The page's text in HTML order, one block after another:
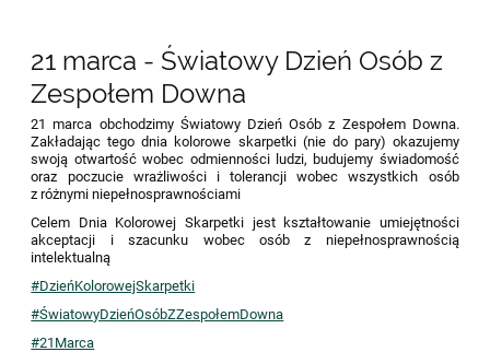
21 marca - Światowy Dzień Osób z
Zespołem Downa
21 marca obchodzimy Światowy Dzień Osób z Zespołem Downa.
Zakładając tego dnia kolorowe skarpetki (nie do pary) okazujemy
swoją otwartość wobec odmienności ludzi, budujemy świadomość
oraz poczucie wrażliwości i tolerancji wobec wszystkich osób
z różnymi niepełnosprawnościami
Celem Dnia Kolorowej Skarpetki jest kształtowanie umiejętności
akceptacji i szacunku wobec osób z niepełnosprawnością
intelektualną
#DzieńKolorowejSkarpetki
#ŚwiatowyDzieńOsóbZZespołemDowna
#21Marca